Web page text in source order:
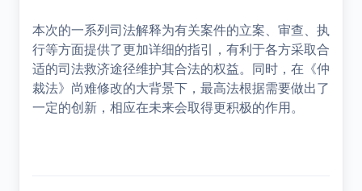
本次的一系列司法解释为有关案件的立案、审查、执
行等方面提供了更加详细的指引，有利于各方采取合
适的司法救济途径维护其合法的权益。同时，在《仲
裁法》尚难修改的大背景下，最高法根据需要做出了
一定的创新，相应在未来会取得更积极的作用。